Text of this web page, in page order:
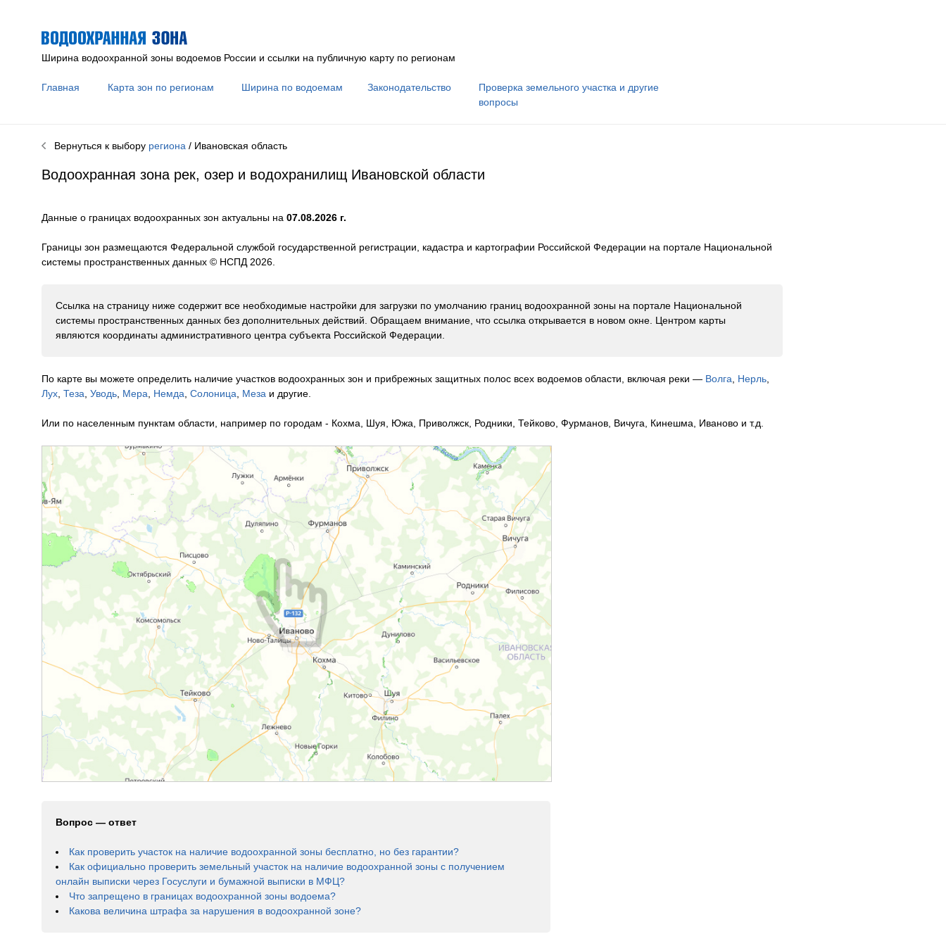
Ширина водоохранной зоны водоемов России и ссылки на публичную карту по регионам
Главная Карта зон по регионам Ширина по водоемам Законодательство
Проверка земельного участка и другие
вопросы
Вернуться к выбору региона/ Ивановская область
Водоохранная зона рек, озер и водохранилищ Ивановской области
Данные о границах водоохранных зон актуальны на 07.08.2026 г.
Границы зон размещаются Федеральной службой государственной регистрации, кадастра и картографии Российской Федерации на портале Национальной
системы пространственных данных © НСПД 2026.
Ссылка на страницу ниже содержит все необходимые настройки для загрузки по умолчанию границ водоохранной зоны на портале Национальной
системы пространственных данных без дополнительных действий. Обращаем внимание, что ссылка открывается в новом окне. Центром карты
являются координаты административного центра субъекта Российской Федерации.
По карте вы можете определить наличие участков водоохранных зон и прибрежных защитных полос всех водоемов области, включая реки — Волга Нерль,
Лух, Теза Уводь, Мера Немда Солоница Меза и другие.
Или по населенным пунктам области, например по городам - Кохма, Шуя, Южа, Приволжск, Родники, Тейково, Фурманов, Вичуга, Кинешма, Иваново и т.д.
Вопрос — ответ
Как проверить участок на наличие водоохранной зоны бесплатно, но без гарантии?
Как официально проверить земельный участок на наличие водоохранной зоны с получением
онлайн выписки через Госуслуги и бумажной выписки в МФЦ?
Что запрещено в границах водоохранной зоны водоема?
Какова величина штрафа за нарушения в водоохранной зоне?